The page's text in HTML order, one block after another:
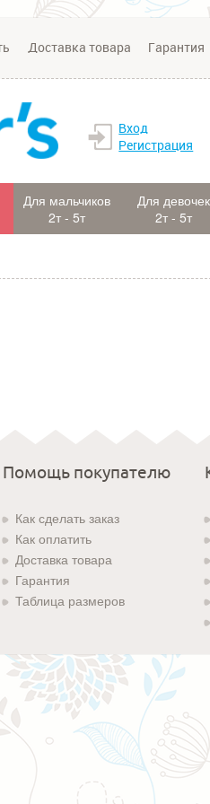
Доставка товара Гарантия
Вход
Регистрация
Для мальчиков
2т - 5т
Для девочек
2т - 5т
Помощь покупателю
Как сделать заказ
Как оплатить
Доставка товара
Гарантия
Таблица размеров